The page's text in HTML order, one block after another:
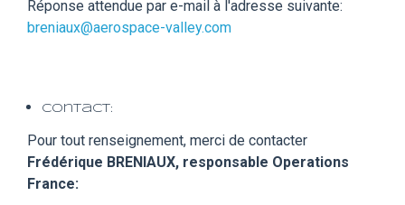
Réponse attendue par e-mail à l'adresse suivante:
breniaux@aerospace-valley.com
Contact:
Pour tout renseignement, merci de contacter
Frédérique BRENIAUX, responsable Operations
France: